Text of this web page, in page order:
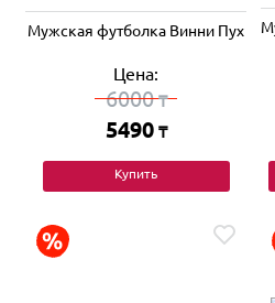
Мужская футболка Винни Пух
Цена:
6000₸
5490 ₸
Купить